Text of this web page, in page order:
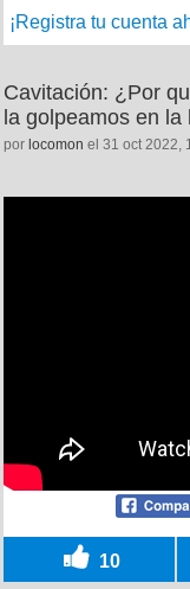
¡Registra tu cuenta
Cavitación: ¿Por
la golpeamos en la
por locomon el 31 oct 2022,
10